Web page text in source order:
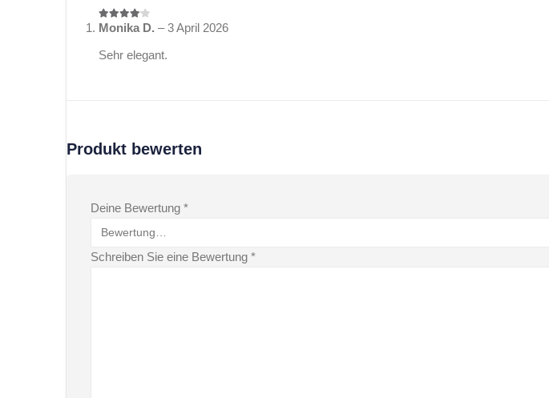
4von 5
Monika D. – 3 April 2026
Sehr elegant.
Produkt bewerten
Deine Bewertung *
Schreiben Sie eine Bewertung *